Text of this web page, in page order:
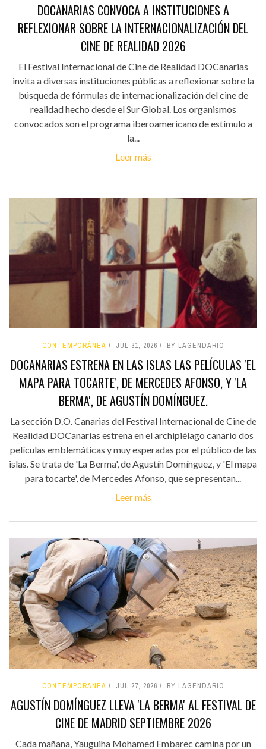
DOCANARIAS CONVOCA A INSTITUCIONES A
REFLEXIONAR SOBRE LA INTERNACIONALIZACIÓN DEL
CINE DE REALIDAD 2026
El Festival Internacional de Cine de Realidad DOCanarias
invita a diversas instituciones públicas a reflexionar sobre la
búsqueda de fórmulas de internacionalización del cine de
realidad hecho desde el Sur Global. Los organismos
convocados son el programa iberoamericano de estímulo a
la...
Leer más
CONTEMPORÁNEA JUL 31, 2026 BY LAGENDARIO
DOCANARIAS ESTRENA EN LAS ISLAS LAS PELÍCULAS 'EL
MAPA PARA TOCARTE', DE MERCEDES AFONSO, Y 'LA
BERMA', DE AGUSTÍN DOMÍNGUEZ.
La sección D.O. Canarias del Festival Internacional de Cine de
Realidad DOCanarias estrena en el archipiélago canario dos
películas emblemáticas y muy esperadas por el público de las
islas. Se trata de 'La Berma', de Agustín Domínguez, y 'El mapa
para tocarte', de Mercedes Afonso, que se presentan...
Leer más
CONTEMPORÁNEA JUL 27, 2026 BY LAGENDARIO
AGUSTÍN DOMÍNGUEZ LLEVA 'LA BERMA' AL FESTIVAL DE
CINE DE MADRID SEPTIEMBRE 2026
Cada mañana, Yauguiha Mohamed Embarec camina por un